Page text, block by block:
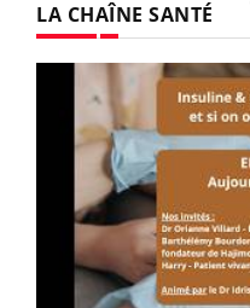
LA CHAÎNE SANTÉ